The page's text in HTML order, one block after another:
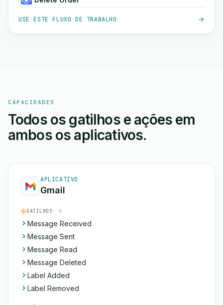
USE ESTE FLUXO DE TRABALHO
CAPACIDADES
Todos os gatilhos e ações em
ambos os aplicativos.
APLICATIVO
Gmail
GATILHOS · 6
Message Received
Message Sent
Message Read
Message Deleted
Label Added
Label Removed